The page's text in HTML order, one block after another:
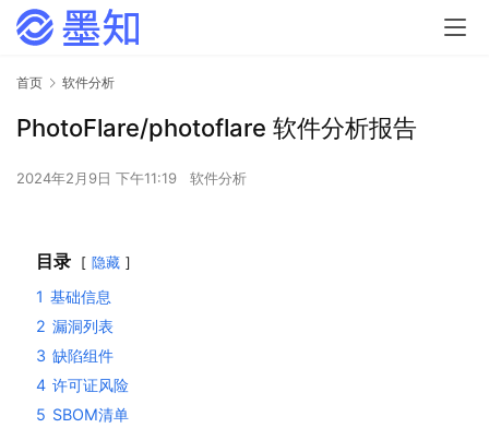
首页 软件分析
PhotoFlare/photoflare 软件分析报告
2024年2月9日 下午11:19 软件分析
目录 隐藏
1 基础信息
2 漏洞列表
3 缺陷组件
4 许可证风险
5 SBOM清单